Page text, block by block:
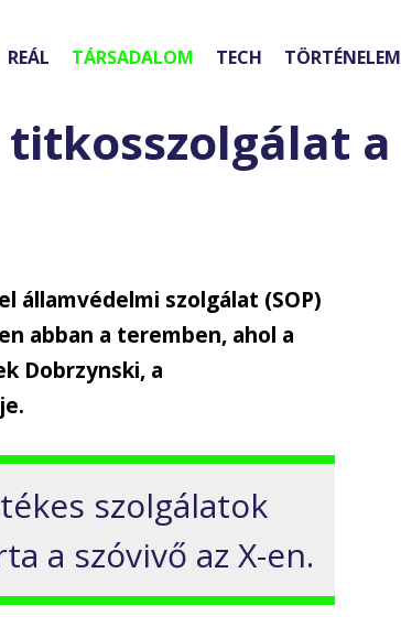
REÁL TÁRSADALOM TECH TÖRTÉNELEM
a
államvédelmi szolgálat (SOP)
abban a teremben, ahol a
Dobrzynski, a
szolgálatok
a szóvivő az X-en.